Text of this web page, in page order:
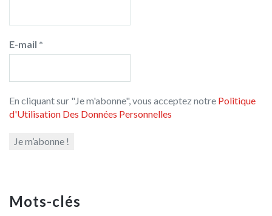
E-mail *
En cliquant sur "Je m'abonne", vous acceptez notre Politique
d'Utilisation Des Données Personnelles
Mots-clés